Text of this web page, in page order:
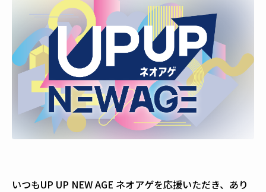
いつもUP UP NEW AGE ネオアゲを応援いただき、あり